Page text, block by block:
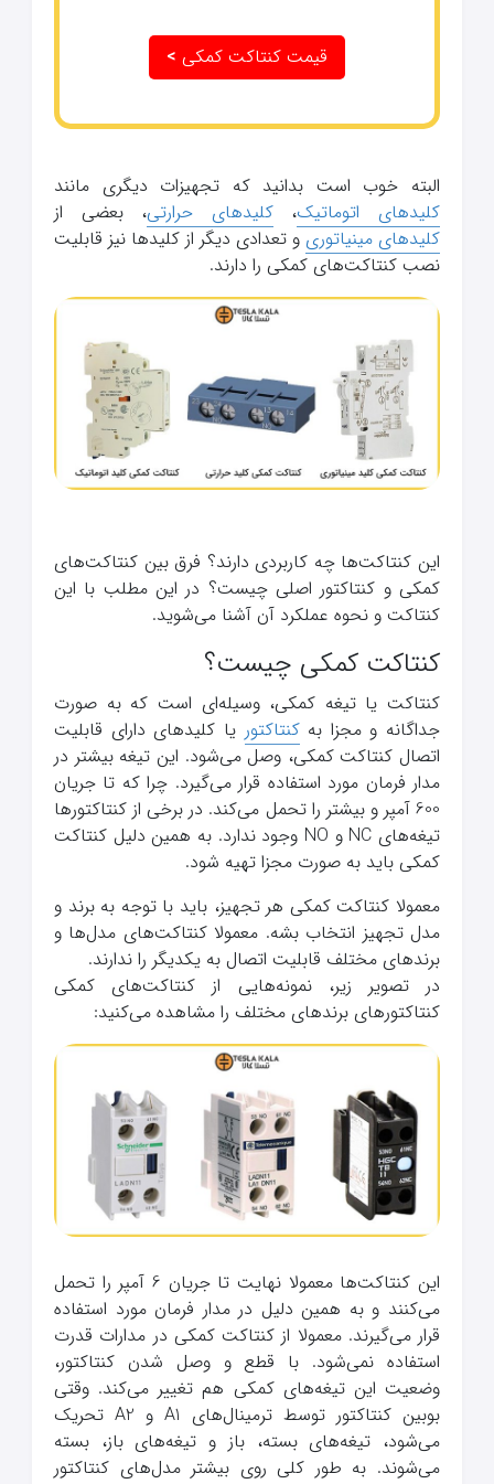
قیمت کنتاکت کمکی >
البته خوب است بدانید که تجهیزات دیگری مانند
کلیدهای اتوماتیک،کلیدهای حرارتی، بعضی از
کلیدهای مینیاتوری و تعدادی دیگر از کلیدها نیز قابلیت
نصب کنتاکت‌های کمکی را دارند.
این کنتاکت‌ها چه کاربردی دارند؟ فرق بین کنتاکت‌های
کمکی و کنتاکتور اصلی چیست؟ در این مطلب با این
کنتاکت و نحوه عملکرد آن آشنا می‌شوید.
کنتاکت کمکی چیست؟
کنتاکت یا تیغه کمکی، وسیله‌ای است که به صورت
جداگانه و مجزا بهکنتاکتور یا کلیدهای دارای قابلیت
اتصال کنتاکت کمکی، وصل می‌شود. این تیغه بیشتر در
مدار فرمان مورد استفاده قرار می‌گیرد. چرا که تا جریان
600 آمپر و بیشتر را تحمل می‌کند. در برخی از کنتاکتورها
تیغه‌های NC و NO وجود ندارد. به همین دلیل کنتاکت
کمکی باید به صورت مجزا تهیه شود.
معمولا کنتاکت کمکی هر تجهیز، باید با توجه به برند و
مدل تجهیز انتخاب بشه. معمولا کنتاکت‌های مدل‌‌ها و
برندهای مختلف قابلیت اتصال به یکدیگر را ندارند.
در تصویر زیر، نمونه‌هایی از کنتاکت‌های کمکی
کنتاکتورهای برندهای مختلف را مشاهده می‌کنید:
این کنتاکت‌ها معمولا نهایت تا جریان 6 آمپر را تحمل
می‌کنند و به همین دلیل در مدار فرمان مورد استفاده
قرار می‌گیرند. معمولا از کنتاکت کمکی در مدارات قدرت
استفاده نمی‌شود. با قطع و وصل شدن کنتاکتور،
وضعیت این تیغه‌های کمکی هم تغییر می‌کند. وقتی
بوبین کنتاکتور توسط ترمینال‌های A1 و A2 تحریک
می‌شود، تیغه‌های بسته، باز و تیغه‌های باز، بسته
می‌شوند. به طور کلی روی بیشتر مدل‌های کنتاکتور